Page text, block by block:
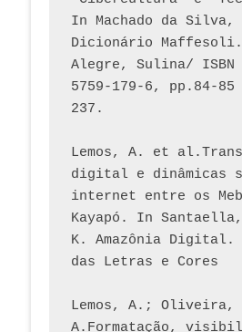
In Machado da
Dicionário
Alegre, Sulina/ ISBN
5759-179-6, pp.84-
237.
Lemos, A. et
digital e dinâmicas
internet entre os
Kayapó. In
K. Amazônia Digital.
das Letras e Cores
Lemos, A.; Oliveira,
A.Formatação,